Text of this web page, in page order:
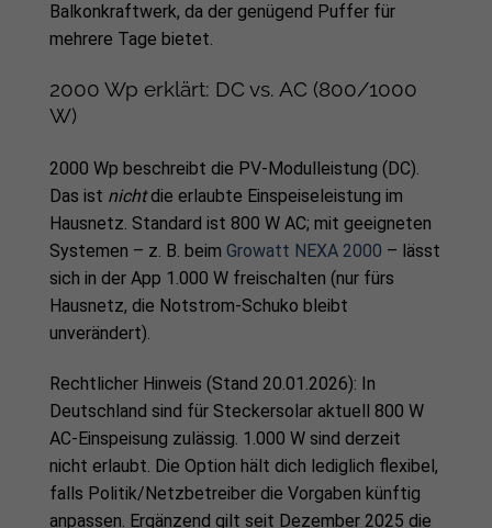
Balkonkraftwerk, da der genügend Puffer für
mehrere Tage bietet.
2000 Wp erklärt: DC vs. AC (800/1000
W)
2000 Wp beschreibt die PV-Modulleistung (DC).
Das ist nichtdie erlaubte Einspeiseleistung im
Hausnetz. Standard ist 800 W AC; mit geeigneten
Systemen – z. B. beim Growatt NEXA 2000 – lässt
sich in der App 1.000 W freischalten (nur fürs
Hausnetz, die Notstrom-Schuko bleibt
unverändert).
Rechtlicher Hinweis (Stand 20.01.2026): In
Deutschland sind für Steckersolar aktuell 800 W
AC-Einspeisung zulässig. 1.000 W sind derzeit
nicht erlaubt. Die Option hält dich lediglich flexibel,
falls Politik/Netzbetreiber die Vorgaben künftig
anpassen. Ergänzend gilt seit Dezember 2025 die